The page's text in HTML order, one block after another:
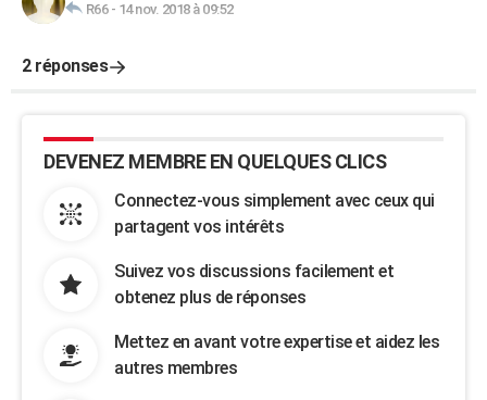
R66- 14 nov. 2018 à 09:52
2 réponses
DEVENEZ MEMBRE EN QUELQUES CLICS
Connectez-vous simplement avec ceux qui
partagent vos intérêts
Suivez vos discussions facilement et
obtenez plus de réponses
Mettez en avant votre expertise et aidez les
autres membres